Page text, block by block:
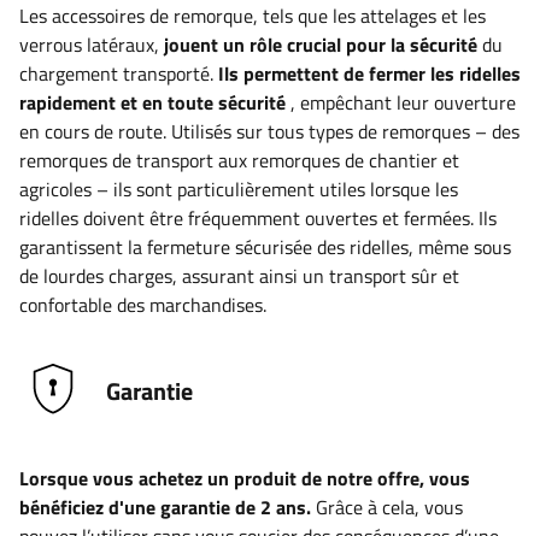
Les accessoires de remorque, tels que les attelages et les
verrous latéraux, jouent un rôle crucial pour la sécuritédu
chargement transporté. Ils permettent de fermer les ridelles
rapidement et en toute sécurité, empêchant leur ouverture
en cours de route. Utilisés sur tous types de remorques – des
remorques de transport aux remorques de chantier et
agricoles – ils sont particulièrement utiles lorsque les
ridelles doivent être fréquemment ouvertes et fermées. Ils
garantissent la fermeture sécurisée des ridelles, même sous
de lourdes charges, assurant ainsi un transport sûr et
confortable des marchandises.
Garantie
Lorsque vous achetez un produit de notre offre, vous
bénéficiez d'une garantie de 2 ans. Grâce à cela, vous